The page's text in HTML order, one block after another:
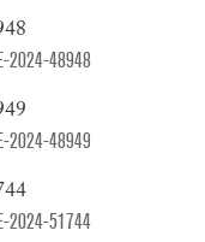
2024-48948
2024-48949
2024-51744